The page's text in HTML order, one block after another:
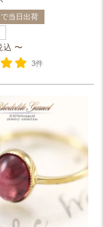
当日出荷
込 〜
3件